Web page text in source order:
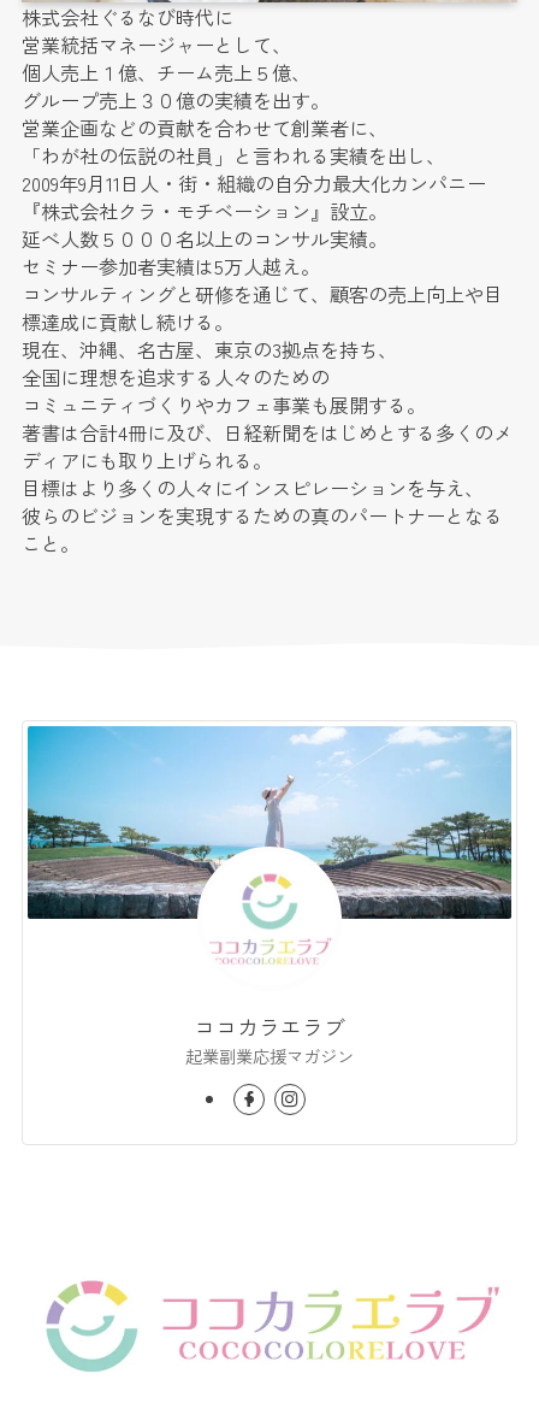
株式会社ぐるなび時代に
営業統括マネージャーとして、
個人売上１億、チーム売上５億、
グループ売上３０億の実績を出す。
営業企画などの貢献を合わせて創業者に、
「わが社の伝説の社員」と言われる実績を出し、
2009年9月11日人・街・組織の自分力最大化カンパニー
『株式会社クラ・モチベーション』設立。
延べ人数５０００名以上のコンサル実績。
セミナー参加者実績は5万人越え。
コンサルティングと研修を通じて、顧客の売上向上や目
標達成に貢献し続ける。
現在、沖縄、名古屋、東京の3拠点を持ち、
全国に理想を追求する人々のための
コミュニティづくりやカフェ事業も展開する。
著書は合計4冊に及び、日経新聞をはじめとする多くのメ
ディアにも取り上げられる。
目標はより多くの人々にインスピレーションを与え、
彼らのビジョンを実現するための真のパートナーとなる
こと。
ココカラエラブ
起業副業応援マガジン